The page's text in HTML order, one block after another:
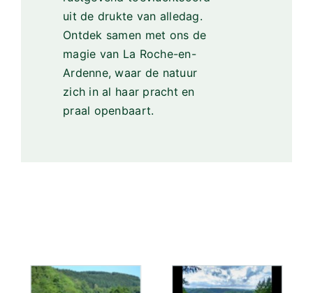
uit de drukte van alledag.
Ontdek samen met ons de
magie van La Roche-en-
Ardenne, waar de natuur
zich in al haar pracht en
praal openbaart.